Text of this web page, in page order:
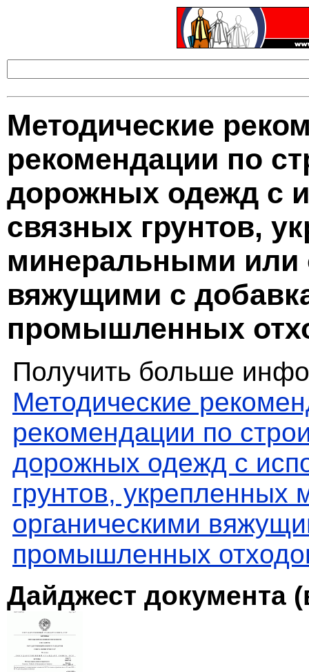
Методические
рекомендации по
дорожных одежд с
связных грунтов,
минеральными или
вяжущими с
промышленных
Получить больше
Методические
рекомендации по
дорожных одежд с
грунтов,
органическими
промышленных
Дайджест документа